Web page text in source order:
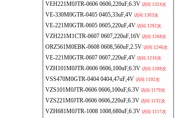
VEH221M0JTR-0606 0606,220uF,6.3V 访问:1324次
VE-330M0GTR-0405 0405,33uF,4V 访问:1303次
VE-221M0GTR-0605 0605,220uF,4V 访问:1292次
VZH221M1CTR-0607 0607,220uF,16V 访问:1268次
ORZ561M0EBK-0608 0608,560uF,2.5V 访问:1246次
VE-221M0GTR-0607 0607,220uF,4V 访问:1216次
VZH101M0JTR-0606 0606,100uF,6.3V 访问:1208次
VSS470M0GTR-0404 0404,47uF,4V 访问:1192次
VZS101M0JTR-0606 0606,100uF,6.3V 访问:1179次
VZS221M0JTR-0606 0606,220uF,6.3V 访问:1132次
VZH681M0JTR-1008 1008,680uF,6.3V 访问:1117次